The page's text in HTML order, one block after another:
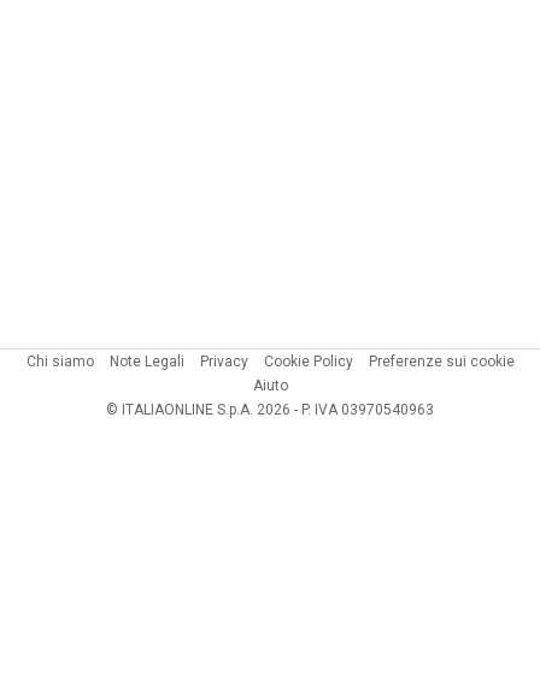
Chi siamo Note Legali Privacy Cookie Policy
Preferenze sui cookie
Aiuto
© ITALIAONLINE S.p.A. 2026 - P. IVA 03970540963